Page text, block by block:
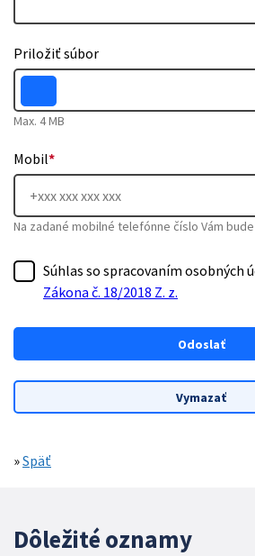
Priložiť súbor
Max. 4 MB
Mobil*
Na zadané mobilné telefónne číslo Vám
Súhlas so spracovaním osobných
Zákona č. 18/2018 Z. z.
»Späť
Dôležité oznamy